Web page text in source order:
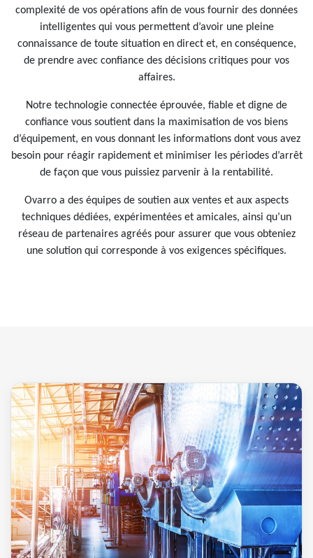
complexité de vos opérations afin de vous fournir des données
intelligentes qui vous permettent d’avoir une pleine
connaissance de toute situation en direct et, en conséquence,
de prendre avec confiance des décisions critiques pour vos
affaires.
Notre technologie connectée éprouvée, fiable et digne de
confiance vous soutient dans la maximisation de vos biens
d’équipement, en vous donnant les informations dont vous avez
besoin pour réagir rapidement et minimiser les périodes d’arrêt
de façon que vous puissiez parvenir à la rentabilité.
Ovarro a des équipes de soutien aux ventes et aux aspects
techniques dédiées, expérimentées et amicales, ainsi qu’un
réseau de partenaires agréés pour assurer que vous obteniez
une solution qui corresponde à vos exigences spécifiques.